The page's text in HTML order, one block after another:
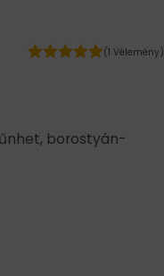
(1 Vélemény)
borostyán-